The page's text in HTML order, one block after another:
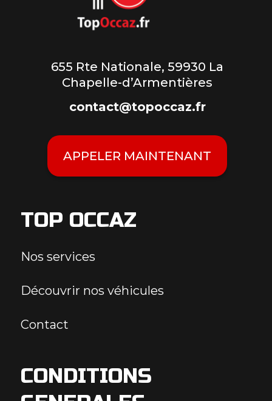
655 Rte Nationale, 59930 La
Chapelle-d’Armentières
contact@topoccaz.fr
APPELER MAINTENANT
TOP OCCAZ
Nos services
Découvrir nos véhicules
Contact
CONDITIONS